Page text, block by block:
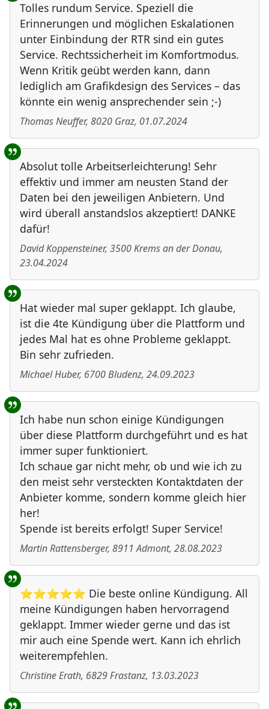
Tolles rundum Service. Speziell die
Erinnerungen und möglichen Eskalationen
unter Einbindung der RTR sind ein gutes
Service. Rechtssicherheit im Komfortmodus.
Wenn Kritik geübt werden kann, dann
lediglich am Grafikdesign des Services – das
könnte ein wenig ansprechender sein ;-)
Thomas Neuffer, 8020 Graz, 01.07.2024
Absolut tolle Arbeitserleichterung! Sehr
effektiv und immer am neusten Stand der
Daten bei den jeweiligen Anbietern. Und
wird überall anstandslos akzeptiert! DANKE
dafür!
David Koppensteiner, 3500Krems an der Donau,
23.04.2024
Hat wieder mal super geklappt. Ich glaube,
ist die 4te Kündigung über die Plattform und
jedes Mal hat es ohne Probleme geklappt.
Bin sehr zufrieden.
Michael Huber, 6700Bludenz, 24.09.2023
Ich habe nun schon einige Kündigungen
über diese Plattform durchgeführt und es hat
immer super funktioniert.
Ich schaue gar nicht mehr, ob und wie ich zu
den meist sehr versteckten Kontaktdaten der
Anbieter komme, sondern komme gleich hier
her!
Spende ist bereits erfolgt! Super Service!
Martin Rattensberger, 8911 Admont, 28.08.2023
⭐⭐⭐⭐⭐ Die beste online Kündigung. All
meine Kündigungen haben hervorragend
geklappt. Immer wieder gerne und das ist
mir auch eine Spende wert. Kann ich ehrlich
weiterempfehlen.
Christine Erath, 6829Frastanz, 13.03.2023